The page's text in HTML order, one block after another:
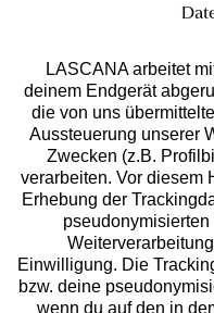
Services
Beratung
Über uns
Rechtliches
LASCANA arbeitet
deinem Endgerät
die von uns
Aussteuerung unserer
Zwecken (z.B.
verarbeiten. Vor diesem
Erhebung der
Einwilligung. Die
bzw. deine
wenn du auf den in